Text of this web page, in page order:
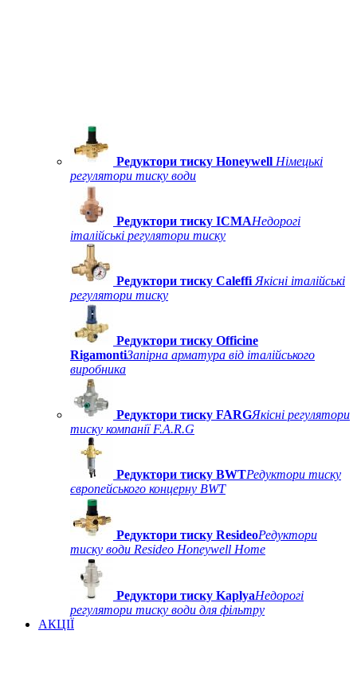
Редуктори тиску Honeywell Німецькі
регулятори тиску води
Редуктори тиску ICMAНедорогі
італійські регулятори тиску
Редуктори тиску Caleffi Якісні італійські
регулятори тиску
Редуктори тиску Officine
RigamontiЗапірна арматура від італійського
виробника
Редуктори тиску FARGЯкісні регулятори
тиску компанії F.A.R.G
Редуктори тиску BWTРедуктори тиску
європейського концерну BWT
Редуктори тиску ResideoРедуктори
тиску води Resideo Honeywell Home
Редуктори тиску KaplyaНедорогі
регулятори тиску води для фільтру
АКЦІЇ